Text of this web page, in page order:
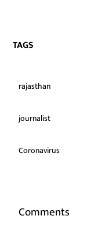
TAGS
rajasthan
journalist
Coronavirus
Comments